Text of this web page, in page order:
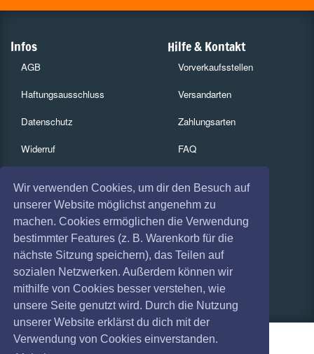
Wir verwenden Cookies, um dir den Besuch auf
unserer Website möglichst angenehm zu
machen. Cookies ermöglichen die Verwendung
bestimmter Features (z. B. Warenkorb für die
nächste Sitzung speichern), das Teilen auf
sozialen Netzwerken. Außerdem können wir
mithilfe von Cookies besser verstehen, wie
unsere Seite genutzt wird. Durch die Nutzung
unserer Website erklärst du dich mit der
Verwendung von Cookies einverstanden.
Infos
AGB
Haftungsausschluss
Datenschutz
Widerruf
Absagen
Hilfe & Kontakt
Vorverkaufsstellen
Versandarten
Zahlungsarten
FAQ
Services
Gutscheine
Geschäftskunden
Kartenrückgabe
Besucherregistrierung